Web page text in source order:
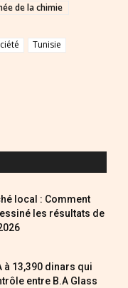
de la chimie
Tunisie
local : Comment
les résultats de
à 13,390 dinars qui
entre B.A Glass